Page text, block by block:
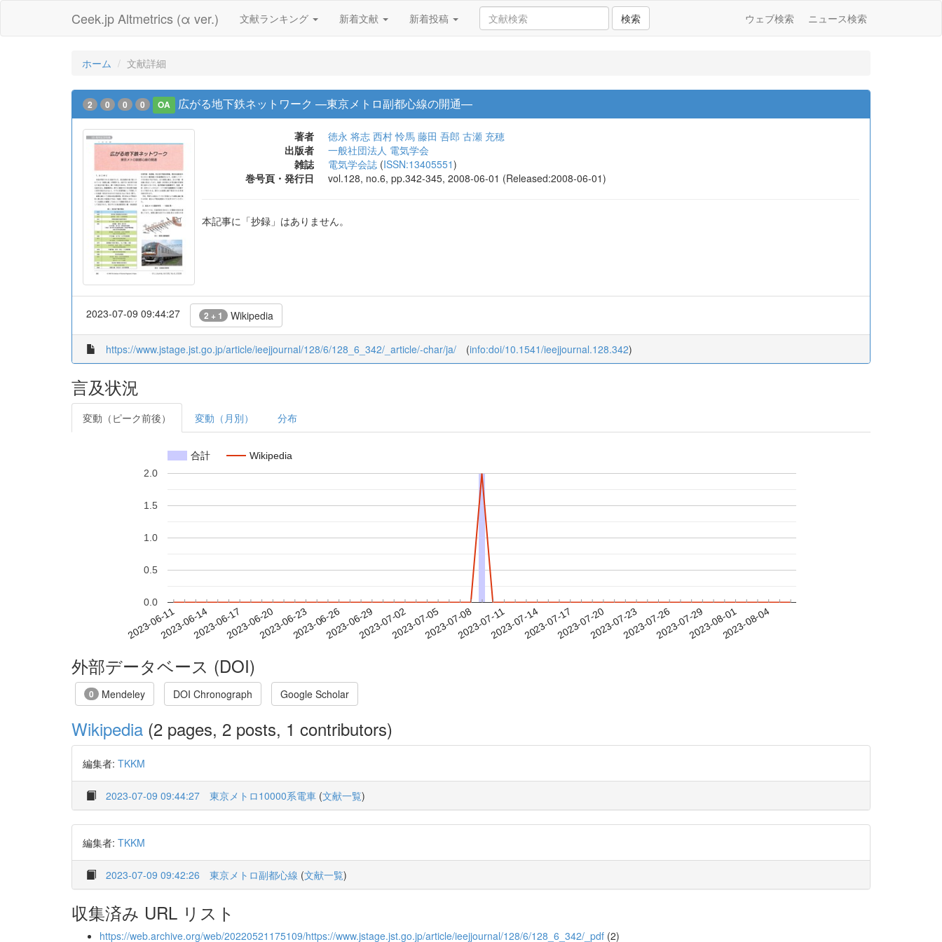
Ceek.jp Altmetrics (α ver.) 文献ランキング 新着文献 新着投稿 検索 ウェブ検索 ニュース検索
ホーム 文献詳細
2 0 0 0 OA 広がる地下鉄ネットワーク —東京メトロ副都心線の開通—
著者 徳永 将志 西村 怜馬 藤田 吾郎 古瀬 充穂
出版者
一般社団法人 電気学会
雑誌
電気学会誌 (ISSN:13405551)
巻号頁・発行日
vol.128, no.6, pp.342-345, 2008-06-01 (Released:2008-06-01)
本記事に「抄録」はありません。
2023-07-09 09:44:27 2 + 1 Wikipedia
https://www.jstage.jst.go.jp/article/ieejjournal/128/6/128_6_342/_article/-char/ja/ (info:doi/10.1541/ieejjournal.128.342)
言及状況
変動（ピーク前後） 変動（月別） 分布
合計 Wikipedia
2023-06-112023-06-142023-06-172023-06-202023-06-232023-06-262023-06-292023-07-022023-07-052023-07-082023-07-112023-07-142023-07-172023-07-202023-07-232023-07-262023-07-292023-08-012023-08-04
0.0
0.5
1.0
1.5
2.0
外部データベース (DOI)
0 Mendeley DOI Chronograph Google Scholar
Wikipedia (2 pages, 2 posts, 1 contributors)
編集者: TKKM
2023-07-09 09:44:27 東京メトロ10000系電車 (文献一覧)
編集者: TKKM
2023-07-09 09:42:26 東京メトロ副都心線 (文献一覧)
収集済み URL リスト
https://web.archive.org/web/20220521175109/https://www.jstage.jst.go.jp/article/ieejjournal/128/6/128_6_342/_pdf (2)